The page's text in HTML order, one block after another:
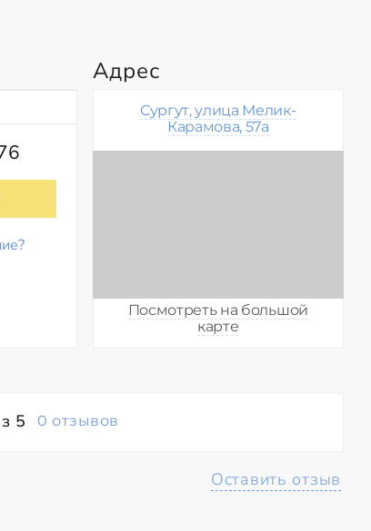
Адрес
Сургут, улица Мелик-
Карамова, 57а
Посмотреть на большой
карте
5 0 отзывов
Оставить отзыв